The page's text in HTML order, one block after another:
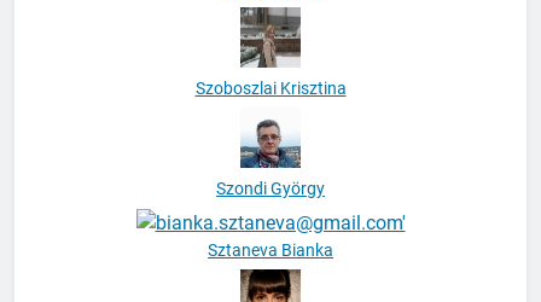
Szoboszlai Krisztina
Szondi György
Sztaneva Bianka